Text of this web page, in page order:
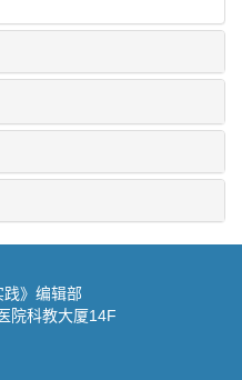
》编辑部
院科教大厦14F